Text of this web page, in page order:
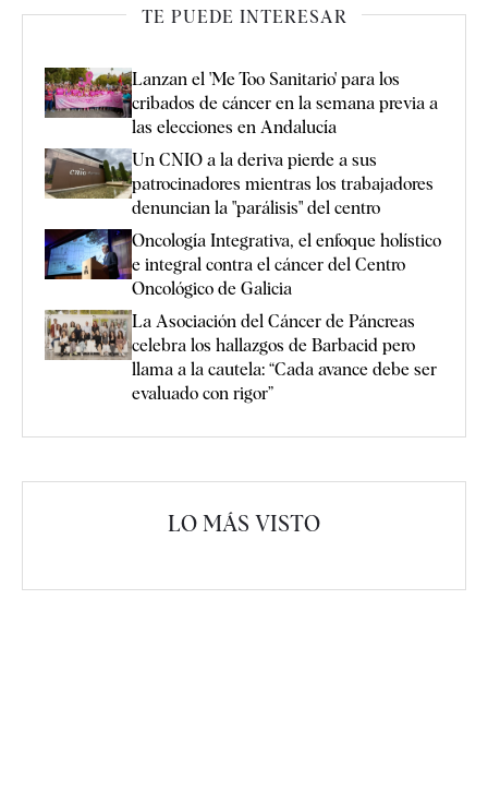
TE PUEDE INTERESAR
Lanzan el 'Me Too Sanitario' para los
cribados de cáncer en la semana previa a
las elecciones en Andalucía
Un CNIO a la deriva pierde a sus
patrocinadores mientras los trabajadores
denuncian la "parálisis" del centro
Oncología Integrativa, el enfoque holístico
e integral contra el cáncer del Centro
Oncológico de Galicia
La Asociación del Cáncer de Páncreas
celebra los hallazgos de Barbacid pero
llama a la cautela: “Cada avance debe ser
evaluado con rigor”
LO MÁS VISTO